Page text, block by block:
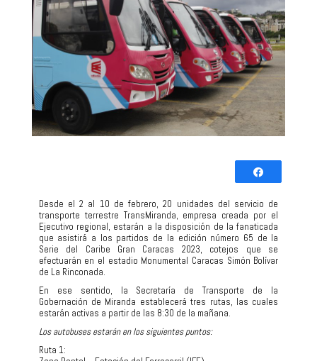
0
COMPARTIR
Desde el 2 al 10 de febrero, 20 unidades del servicio de
transporte terrestre TransMiranda, empresa creada por el
Ejecutivo regional, estarán a la disposición de la fanaticada
que asistirá a los partidos de la edición número 65 de la
Serie del Caribe Gran Caracas 2023, cotejos que se
efectuarán en el estadio Monumental Caracas Simón Bolívar
de La Rinconada.
En ese sentido, la Secretaría de Transporte de la
Gobernación de Miranda establecerá tres rutas, las cuales
estarán activas a partir de las 8:30 de la mañana.
Los autobuses estarán en los siguientes puntos:
Ruta 1: